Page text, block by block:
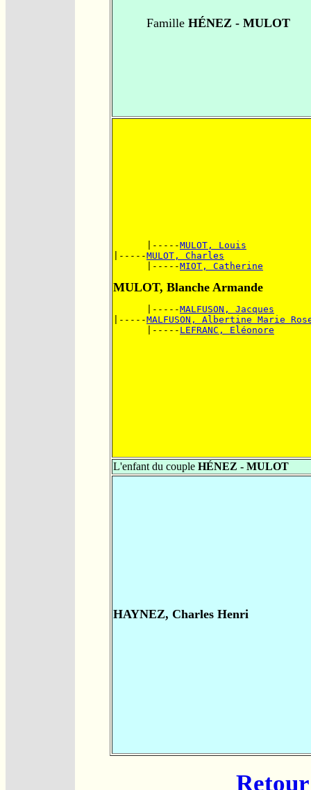
Famille HÉNEZ - MULOT
      |-----
MULOT, Louis
|-----MULOT, Charles
      |-----
MIOT, Catherine
MULOT, Blanche Armande
      |-----
MALFUSON, Jacques
|-----MALFUSON, Albertine Marie
      |-----
LEFRANC, Eléonore
L'enfant du couple HÉNEZ - MULOT
HAYNEZ, Charles Henri